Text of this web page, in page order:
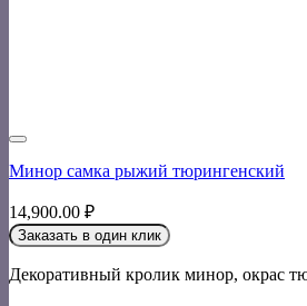
Минор самка рыжий тюрингенский
14,900.00 ₽
Заказать в один клик
Декоративный кролик минор, окрас